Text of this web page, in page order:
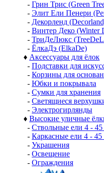
- Грин Трис (Green
- Элит Ели Пенери
- Декорленд
- Винтер Деко (Winter
- ТриДеЛюкс
- ЁлкаДэ (ElkaDe)
♦ Аксессуары для ёлок
- Подставки для
- Корзины для
- Юбки и покрывала
- Сумки для хранения
- Светящиеся
- Электрогирлянды
♦ Высокие уличные
- Ствольные ели 4 -
- Каркасные ели 4 -
- Украшения
- Освещение
- Ограждения